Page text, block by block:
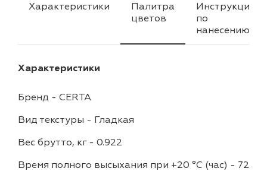
Характеристики
Палитра
цветов
Инструкция
по
нанесению
Характеристики
Бренд - CERTA
Вид текстуры - Гладкая
Вес брутто, кг - 0.922
Время полного высыхания при +20 °С (час) - 72